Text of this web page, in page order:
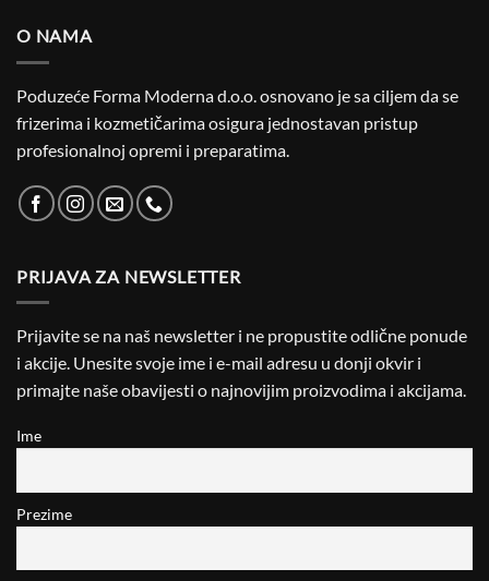
O NAMA
Poduzeće Forma Moderna d.o.o. osnovano je sa ciljem da se
frizerima i kozmetičarima osigura jednostavan pristup
profesionalnoj opremi i preparatima.
PRIJAVA ZA NEWSLETTER
Prijavite se na naš newsletter i ne propustite odlične ponude
i akcije. Unesite svoje ime i e-mail adresu u donji okvir i
primajte naše obavijesti o najnovijim proizvodima i akcijama.
Ime
Prezime